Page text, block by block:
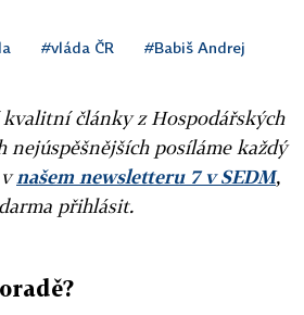
#vláda ČR #Babiš Andrej
články z Hospodářských
nejúspěšnějších posíláme každý
vnašem newsletteru 7 v SEDM,
přihlásit.